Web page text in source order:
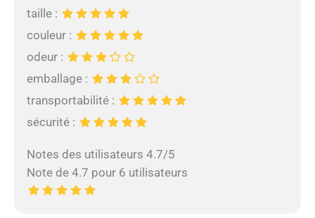
taille :
couleur :
odeur :
emballage :
transportabilité :
sécurité :
Notes des utilisateurs 4.7/5
Note de 4.7 pour 6 utilisateurs